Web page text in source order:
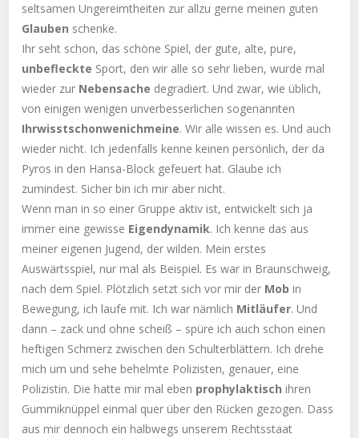
seltsamen Ungereimtheiten zur allzu gerne meinen guten
Glauben schenke.
Ihr seht schon, das schöne Spiel, der gute, alte, pure,
unbefleckte Sport, den wir alle so sehr lieben, wurde mal
wieder zur Nebensache degradiert. Und zwar, wie üblich,
von einigen wenigen unverbesserlichen sogenannten
Ihrwisstschonwenichmeine. Wir alle wissen es. Und auch
wieder nicht. Ich jedenfalls kenne keinen persönlich, der da
Pyros in den Hansa-Block gefeuert hat. Glaube ich
zumindest. Sicher bin ich mir aber nicht.
Wenn man in so einer Gruppe aktiv ist, entwickelt sich ja
immer eine gewisse Eigendynamik. Ich kenne das aus
meiner eigenen Jugend, der wilden. Mein erstes
Auswärtsspiel, nur mal als Beispiel. Es war in Braunschweig,
nach dem Spiel. Plötzlich setzt sich vor mir der Mobin
Bewegung, ich laufe mit. Ich war nämlich Mitläufer. Und
dann – zack und ohne scheiß – spüre ich auch schon einen
heftigen Schmerz zwischen den Schulterblättern. Ich drehe
mich um und sehe behelmte Polizisten, genauer, eine
Polizistin. Die hatte mir mal eben prophylaktischihren
Gummiknüppel einmal quer über den Rücken gezogen. Dass
aus mir dennoch ein halbwegs unserem Rechtsstaat